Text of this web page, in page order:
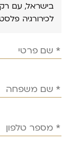
בישראל, עם
לכירורגיה